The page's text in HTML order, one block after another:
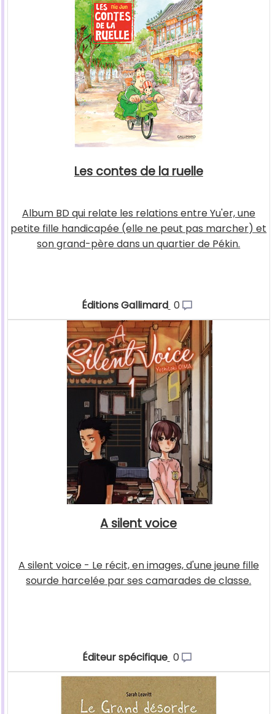
Les contes de la ruelle
Album BD qui relate les relations entre Yu'er, une
petite fille handicapée (elle ne peut pas marcher) et
son grand-père dans un quartier de Pékin.
Éditions Gallimard 0
A silent voice
A silent voice - Le récit, en images, d'une jeune fille
sourde harcelée par ses camarades de classe.
Éditeur spécifique 0